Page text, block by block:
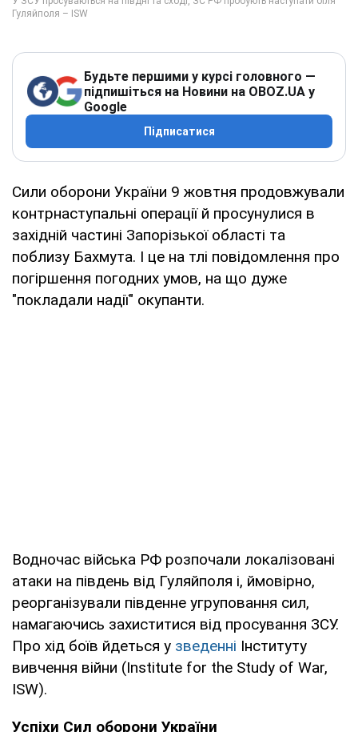
Будьте першими у курсі головного —
підпишіться на Новини на OBOZ.UA у
Google
Підписатися
Сили оборони України 9 жовтня продовжували
контрнаступальні операції й просунулися в
західній частині Запорізької області та
поблизу Бахмута. І це на тлі повідомлення про
погіршення погодних умов, на що дуже
"покладали надії" окупанти.
Водночас війська РФ розпочали локалізовані
атаки на південь від Гуляйполя і, ймовірно,
реорганізували південне угруповання сил,
намагаючись захиститися від просування ЗСУ.
Про хід боїв йдеться у зведенні Інституту
вивчення війни (Institute for the Study of War,
ISW).
Успіхи Сил оборони України